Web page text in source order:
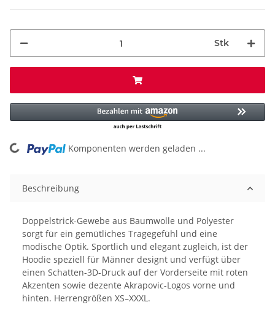
Stk
Loading... Komponenten werden geladen ...
Beschreibung
Doppelstrick-Gewebe aus Baumwolle und Polyester
sorgt für ein gemütliches Tragegefühl und eine
modische Optik. Sportlich und elegant zugleich, ist der
Hoodie speziell für Männer designt und verfügt über
einen Schatten-3D-Druck auf der Vorderseite mit roten
Akzenten sowie dezente Akrapovic-Logos vorne und
hinten. Herrengrößen XS–XXXL.